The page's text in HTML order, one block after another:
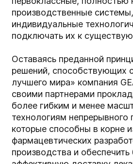
производственные
индивидуальные
подключать их к
Оставаясь преданной
решений, способствующих
лучшего мира» компания
своими партнерами
более гибким и менее
технологиям непрерывного
которые способны в корне
фармацевтических
производства и